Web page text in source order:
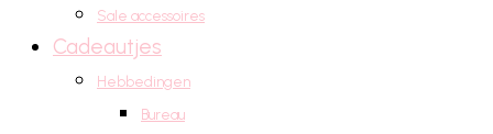
Sale accessoires
Cadeautjes
Hebbedingen
Bureau